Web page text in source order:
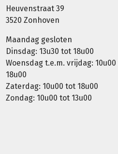
Heuvenstraat 39
3520 Zonhoven
Maandag gesloten
Dinsdag: 13u30 tot 18u00
Woensdag t.e.m. vrijdag:
18u00
Zaterdag: 10u00 tot 18u00
Zondag: 10u00 tot 13u00